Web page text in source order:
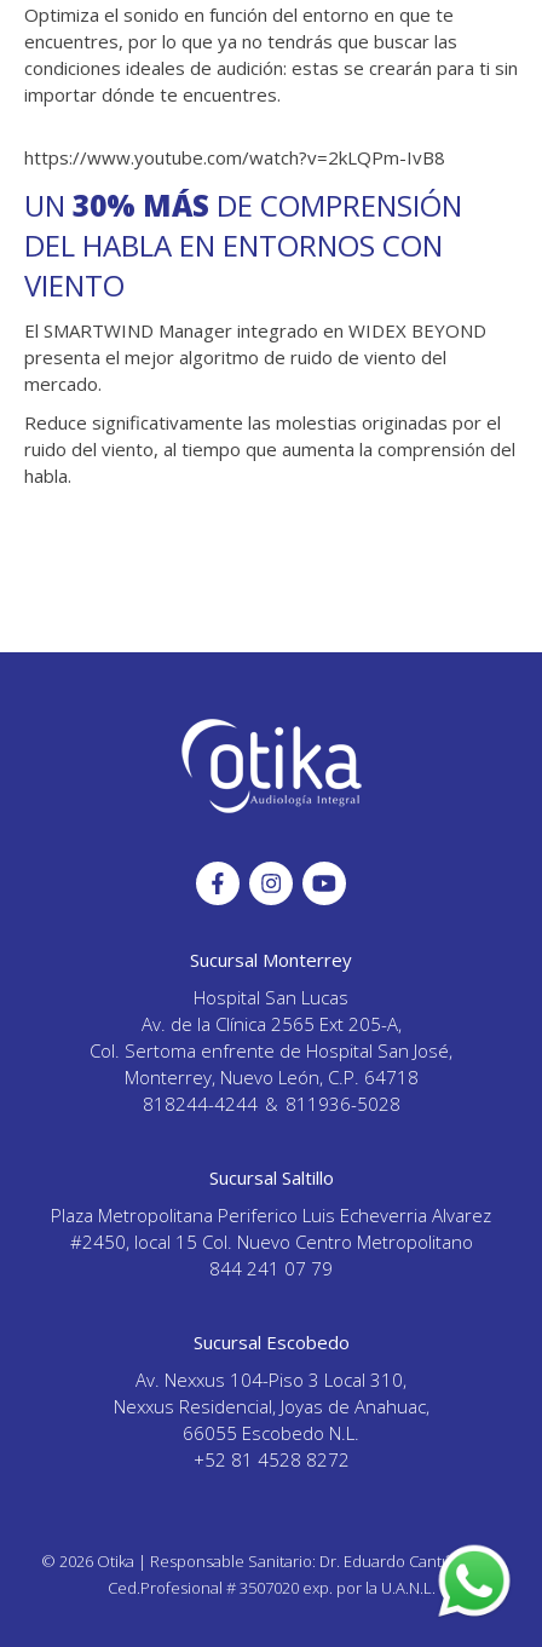
Optimiza el sonido en función del entorno en que te
encuentres, por lo que ya no tendrás que buscar las
condiciones ideales de audición: estas se crearán para ti sin
importar dónde te encuentres.
https://www.youtube.com/watch?v=2kLQPm-IvB8
UN 30% MÁS DE COMPRENSIÓN
DEL HABLA EN ENTORNOS CON
VIENTO
El SMARTWIND Manager integrado en WIDEX BEYOND
presenta el mejor algoritmo de ruido de viento del
mercado.
Reduce significativamente las molestias originadas por el
ruido del viento, al tiempo que aumenta la comprensión del
habla.
Sucursal Monterrey
Hospital San Lucas
Av. de la Clínica 2565 Ext 205-A,
Col. Sertoma enfrente de Hospital San José,
Monterrey, Nuevo León, C.P. 64718
818244-4244 & 811936-5028
Sucursal Saltillo
Plaza Metropolitana Periferico Luis Echeverria Alvarez
#2450, local 15 Col. Nuevo Centro Metropolitano
844 241 07 79
Sucursal Escobedo
Av. Nexxus 104-Piso 3 Local 310,
Nexxus Residencial, Joyas de Anahuac,
66055 Escobedo N.L.
+52 81 4528 8272
© 2026 Otika | Responsable Sanitario: Dr. Eduardo Cantú Garza,
Ced.Profesional # 3507020 exp. por la U.A.N.L.